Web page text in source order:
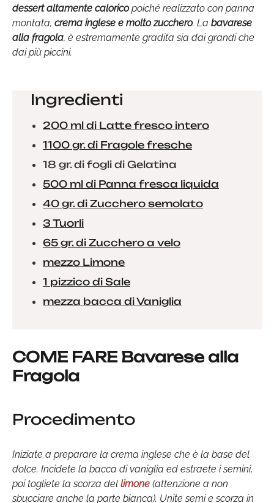
dessert altamente caloricopoiché realizzato con panna
montata, crema inglese e molto zucchero. La bavarese
alla fragola, è estremamente gradita sia dai grandi che
dai più piccini.
Ingredienti
200 ml di Latte fresco intero
1100 gr. di Fragole fresche
18 gr. di fogli di Gelatina
500 ml di Panna fresca liquida
40 gr. di Zucchero semolato
3 Tuorli
65 gr. di Zucchero a velo
mezzo Limone
1 pizzico di Sale
mezza bacca di Vaniglia
COME FARE Bavarese alla
Fragola
Procedimento
Iniziate a preparare la crema inglese che è la base del
dolce. Incidete la bacca di vaniglia ed estraete i semini,
poi togliete la scorza del limone (attenzione a non
sbucciare anche la parte bianca). Unite semi e scorza in